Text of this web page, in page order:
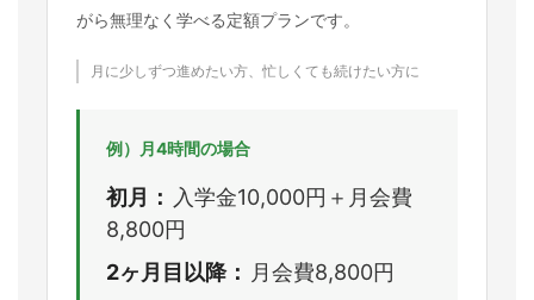
がら無理なく学べる定額プランです。
月に少しずつ進めたい方、忙しくても続けたい方に
例）月4時間の場合
初月： 入学金10,000円＋月会費
8,800円
2ヶ月目以降： 月会費8,800円